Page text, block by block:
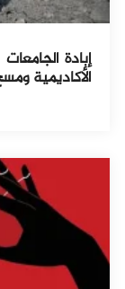
إبادة
الأكاديمية